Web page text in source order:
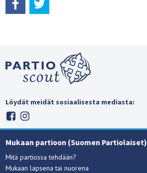
Löydät meidät sosiaalisesta mediasta:
Mukaan partioon (Suomen Partiolaiset)
Mitä partiossa tehdään?
Mukaan lapsena tai nuorena